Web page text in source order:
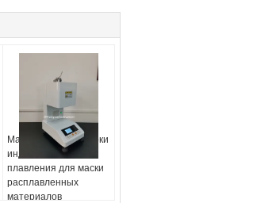
Машина для проверки
индекса потока
плавления для маски
расплавленных
материалов